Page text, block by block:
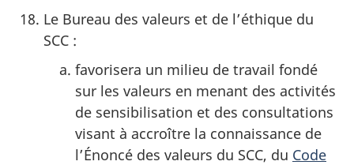
Le Bureau des valeurs et de l’éthique du
SCC :
favorisera un milieu de travail fondé
sur les valeurs en menant des activités
de sensibilisation et des consultations
visant à accroître la connaissance de
l’Énoncé des valeurs du SCC, du Code